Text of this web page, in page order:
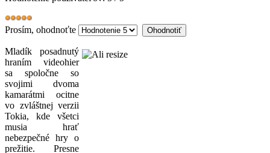
Prosím, ohodnoťte
Mladík posadnutý
hraním videohier
sa spoločne so
svojimi dvoma
kamarátmi ocitne
vo zvláštnej verzii
Tokia, kde všetci
musia hrať
nebezpečné hry o
prežitie. Presne